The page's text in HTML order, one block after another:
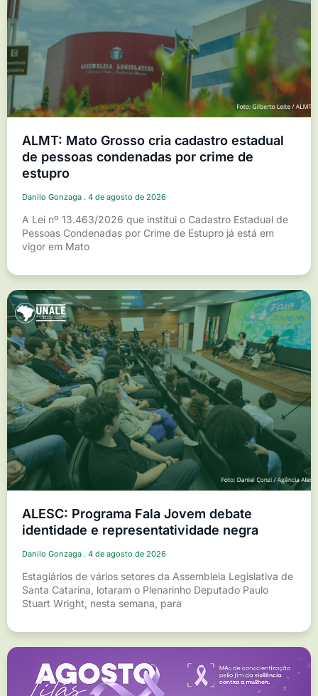
ALMT: Mato Grosso cria cadastro estadual
de pessoas condenadas por crime de
estupro
Danilo Gonzaga 4 de agosto de 2026
A Lei nº 13.463/2026 que institui o Cadastro Estadual de
Pessoas Condenadas por Crime de Estupro já está em
vigor em Mato
ALESC: Programa Fala Jovem debate
identidade e representatividade negra
Danilo Gonzaga 4 de agosto de 2026
Estagiários de vários setores da Assembleia Legislativa de
Santa Catarina, lotaram o Plenarinho Deputado Paulo
Stuart Wright, nesta semana, para